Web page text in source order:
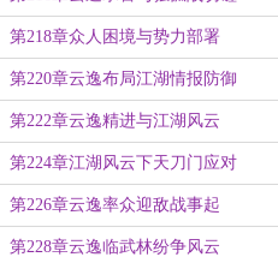
第218章众人困境与势力部署
第220章云逸布局江湖情报防御
第222章云逸精进与江湖风云
第224章江湖风云下天刀门应对
第226章云逸率众迎敌战事起
第228章云逸临武林纷争风云